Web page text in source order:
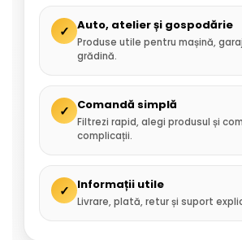
✓ Auto, atelier și gospodărie
Produse utile pentru mașină,
grădină.
✓ Comandă simplă
Filtrezi rapid, alegi produsul și
complicații.
✓ Informații utile
Livrare, plată, retur și suport